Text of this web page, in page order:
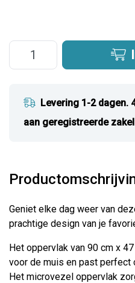
Levering 1-2 dagen.
aan geregistreerde
Geniet elke dag weer van
prachtige design van je
Het oppervlak van 90 cm x
voor de muis en past perfect
Het microvezel oppervlak